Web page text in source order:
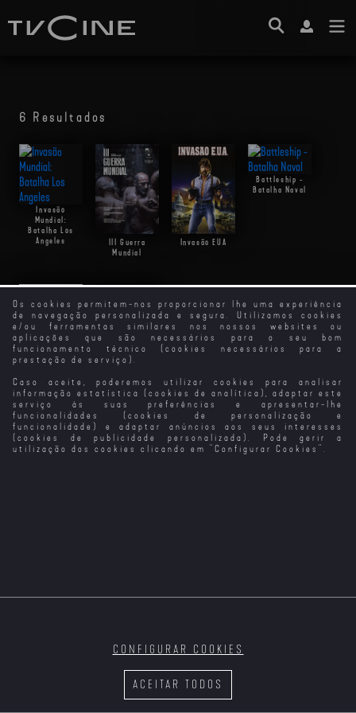
Os cookies permitem-nos proporcionar lhe uma experiência
de navegação personalizada e segura. Utilizamos cookies
e/ou ferramentas similares nos nossos websites ou
aplicações que são necessários para o seu bom
funcionamento técnico (cookies necessários para a
prestação de serviço).
Caso aceite, poderemos utilizar cookies para analisar
informação estatística (cookies de analítica), adaptar este
serviço às suas preferências e apresentar-lhe
funcionalidades (cookies de personalização e
funcionalidade) e adaptar anúncios aos seus interesses
(cookies de publicidade personalizada). Pode gerir a
utilização dos cookies clicando em " Configurar Cookies ".
ACEITAR TODOS
CONFIGURAR COOKIES
6 Resultados
Invasão
Mundial:
Batalha Los
Angeles
III Guerra
Mundial
Invasão EUA
Battleship -
Batalha Naval
Pequenos
Clarões
Os Domingos